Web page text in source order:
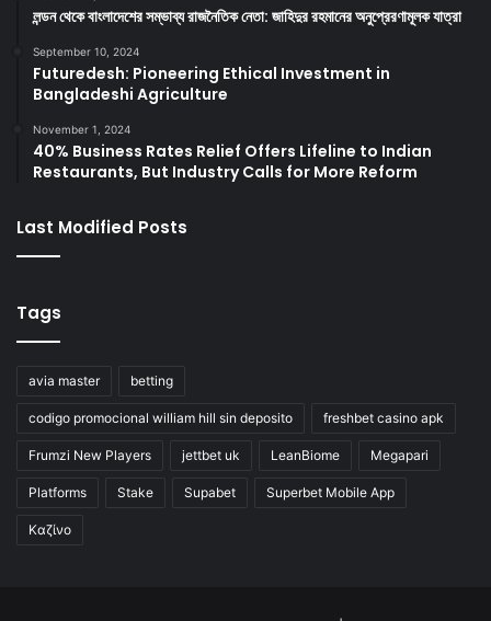
লন্ডন থেকে বাংলাদেশের সম্ভাব্য রাজনৈতিক নেতা: জাহিদুর রহমানের অনুপ্রেরণামূলক যাত্রা
September 10, 2024
Futuredesh: Pioneering Ethical Investment in
Bangladeshi Agriculture
November 1, 2024
40% Business Rates Relief Offers Lifeline to Indian
Restaurants, But Industry Calls for More Reform
Last Modified Posts
Tags
avia master betting
codigo promocional william hill sin deposito freshbet casino apk
Frumzi New Players jettbet uk LeanBiome Megapari
Platforms Stake Supabet Superbet Mobile App
Καζίνο